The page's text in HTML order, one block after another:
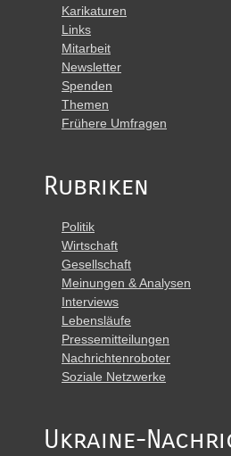
Karikaturen
Links
Mitarbeit
Newsletter
Spenden
Themen
Frühere Umfragen
Rubriken
Politik
Wirtschaft
Gesellschaft
Meinungen & Analysen
Interviews
Lebensläufe
Pressemitteilungen
Nachrichtenroboter
Soziale Netzwerke
Ukraine-